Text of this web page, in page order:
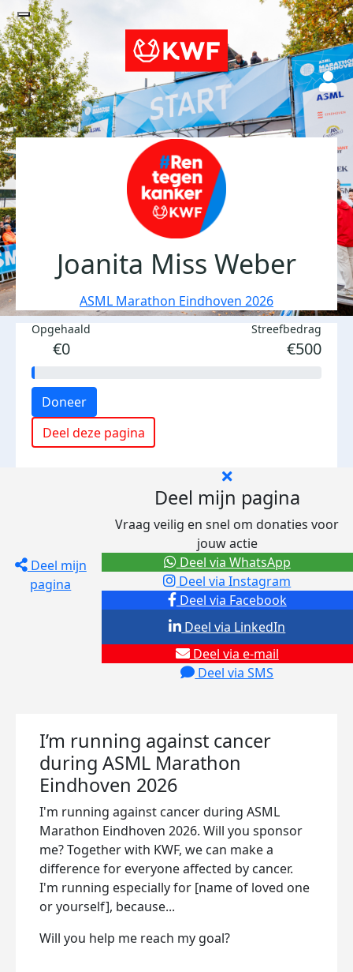
Joanita Miss Weber
ASML Marathon Eindhoven 2026
Opgehaald
€0
Streefbedrag
€500
Doneer
Deel deze pagina
Deel mijn
pagina
Deel mijn pagina
Vraag veilig en snel om donaties voor
jouw actie
Deel via Facebook
Deel via Instagram
Deel via e-mail
Deel via SMS
Deel via LinkedIn
Deel via WhatsApp
I’m running against cancer
during ASML Marathon
Eindhoven 2026
I'm running against cancer during ASML
Marathon Eindhoven 2026. Will you sponsor
me? Together with KWF, we can make a
difference for everyone affected by cancer.
I'm running especially for [name of loved one
or yourself], because...
Will you help me reach my goal?